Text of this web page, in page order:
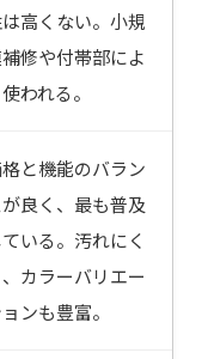
高くない。小規
修や付帯部によ
われる。
と機能のバラン
良く、最も普及
ている。汚れにく
、カラーバリエー
ンも豊富。